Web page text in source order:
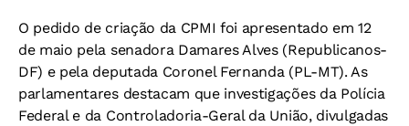
O pedido de criação da CPMI foi apresentado em 12
de maio pela senadora Damares Alves (Republicanos-
DF) e pela deputada Coronel Fernanda (PL-MT). As
parlamentares destacam que investigações da Polícia
Federal e da Controladoria-Geral da União, divulgadas